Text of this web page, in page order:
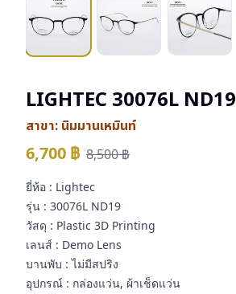
LIGHTEC 30076L ND19
สาขา: นิมมานเหมินท์
6,700 ฿ 8,500฿
ยี่ห้อ : Lightec
รุ่น : 30076L ND19
วัสดุ : Plastic 3D Printing
เลนส์ : Demo Lens
บานพับ : ไม่มีสปริง
อุปกรณ์ : กล่องแว่น, ผ้าเช็ดแว่น